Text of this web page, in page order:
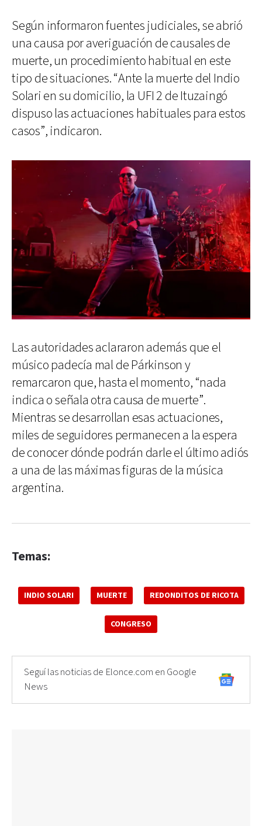
Según informaron fuentes judiciales, se abrió
una causa por averiguación de causales de
muerte, un procedimiento habitual en este
tipo de situaciones. “Ante la muerte del Indio
Solari en su domicilio, la UFI 2 de Ituzaingó
dispuso las actuaciones habituales para estos
casos”, indicaron.
Las autoridades aclararon además que el
músico padecía mal de Párkinson y
remarcaron que, hasta el momento, “nada
indica o señala otra causa de muerte”.
Mientras se desarrollan esas actuaciones,
miles de seguidores permanecen a la espera
de conocer dónde podrán darle el último adiós
a una de las máximas figuras de la música
argentina.
Temas:
INDIO SOLARI MUERTE REDONDITOS DE RICOTA
CONGRESO
Seguí las noticias de Elonce.com en Google
News